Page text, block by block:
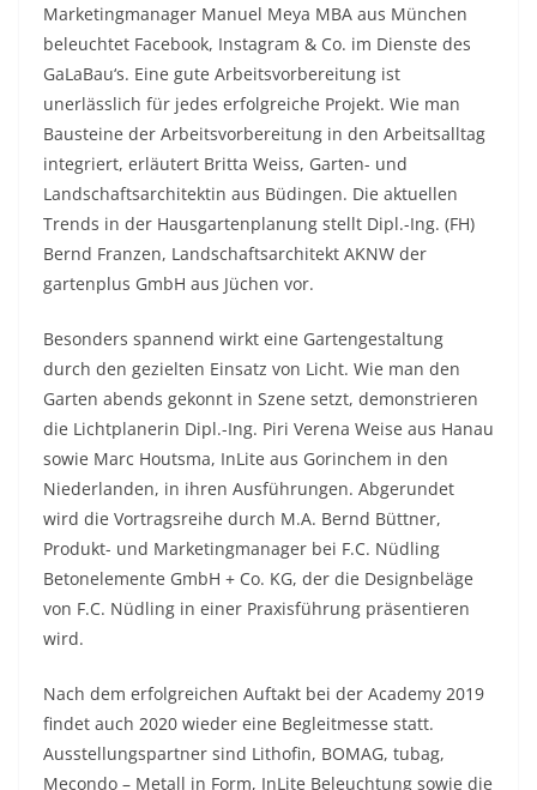
Marketingmanager Manuel Meya MBA aus München
beleuchtet Facebook, Instagram & Co. im Dienste des
GaLaBau‘s. Eine gute Arbeitsvorbereitung ist
unerlässlich für jedes erfolgreiche Projekt. Wie man
Bausteine der Arbeitsvorbereitung in den Arbeitsalltag
integriert, erläutert Britta Weiss, Garten- und
Landschaftsarchitektin aus Büdingen. Die aktuellen
Trends in der Hausgartenplanung stellt Dipl.-Ing. (FH)
Bernd Franzen, Landschaftsarchitekt AKNW der
gartenplus GmbH aus Jüchen vor.
Besonders spannend wirkt eine Gartengestaltung
durch den gezielten Einsatz von Licht. Wie man den
Garten abends gekonnt in Szene setzt, demonstrieren
die Lichtplanerin Dipl.-Ing. Piri Verena Weise aus Hanau
sowie Marc Houtsma, InLite aus Gorinchem in den
Niederlanden, in ihren Ausführungen. Abgerundet
wird die Vortragsreihe durch M.A. Bernd Büttner,
Produkt- und Marketingmanager bei F.C. Nüdling
Betonelemente GmbH + Co. KG, der die Designbeläge
von F.C. Nüdling in einer Praxisführung präsentieren
wird.
Nach dem erfolgreichen Auftakt bei der Academy 2019
findet auch 2020 wieder eine Begleitmesse statt.
Ausstellungspartner sind Lithofin, BOMAG, tubag,
Mecondo – Metall in Form, InLite Beleuchtung sowie die